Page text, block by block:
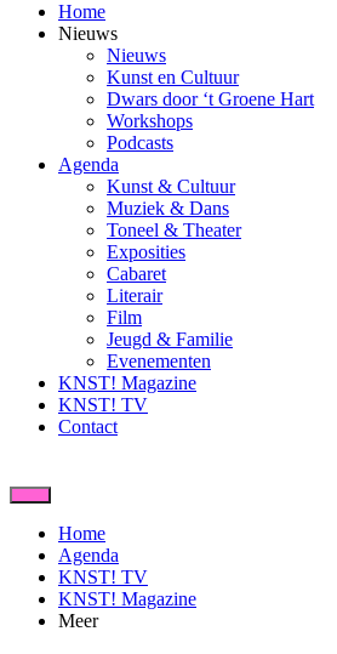
Home
Nieuws
Nieuws
Kunst en Cultuur
Dwars door ‘t Groene Hart
Workshops
Podcasts
Agenda
Kunst & Cultuur
Muziek & Dans
Toneel & Theater
Exposities
Cabaret
Literair
Film
Jeugd & Familie
Evenementen
KNST! Magazine
KNST! TV
Contact
Home
Agenda
KNST! TV
KNST! Magazine
Meer